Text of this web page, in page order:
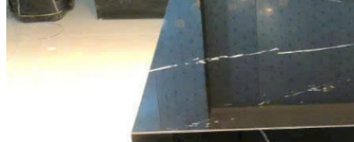
Đá Nhân Tạo
Đá Lát Nền
Đá Cầu Thang